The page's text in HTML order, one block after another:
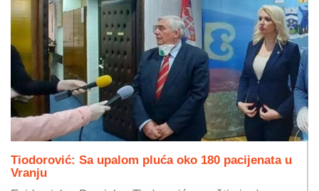
Tiodorović: Sa upalom pluća oko 180 pacijenata u
Vranju